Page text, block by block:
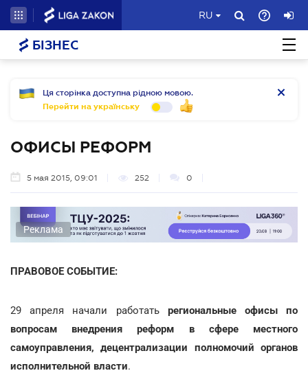
RU
БІЗНЕС
Ця сторінка доступна рідною мовою.
Перейти на українську
ОФИСЫ РЕФОРМ
5 мая 2015, 09:01 252 0
Реклама
ПРАВОВОЕ СОБЫТИЕ:
29 апреля начали работать региональные офисы по
вопросам внедрения реформ в сфере местного
самоуправления, децентрализации полномочий органов
исполнительной власти.